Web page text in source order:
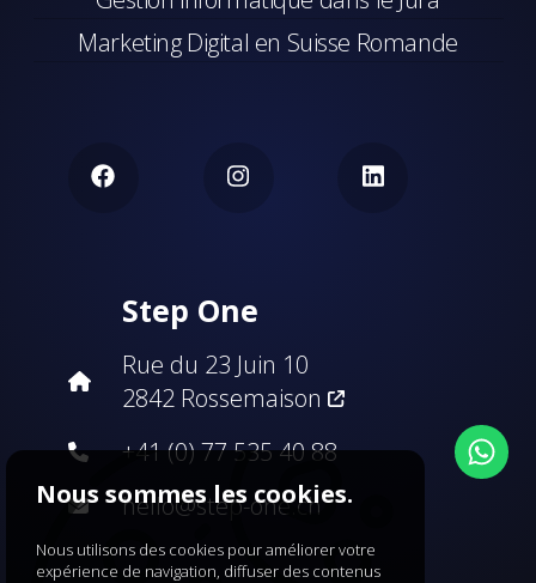
Marketing Digital en Suisse Romande
Step One
Rue du 23 Juin 10
2842 Rossemaison
+41 (0) 77 535 40 88
hello@step-one.ch
Nous sommes les cookies.
Nous utilisons des cookies pour améliorer votre
expérience de navigation, diffuser des contenus